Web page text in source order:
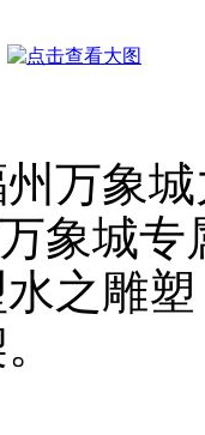
万象
象城
之雕